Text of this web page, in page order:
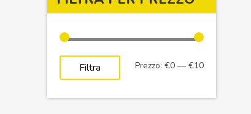
Prezzo
Prezzo
Filtra Prezzo: €0 — €10